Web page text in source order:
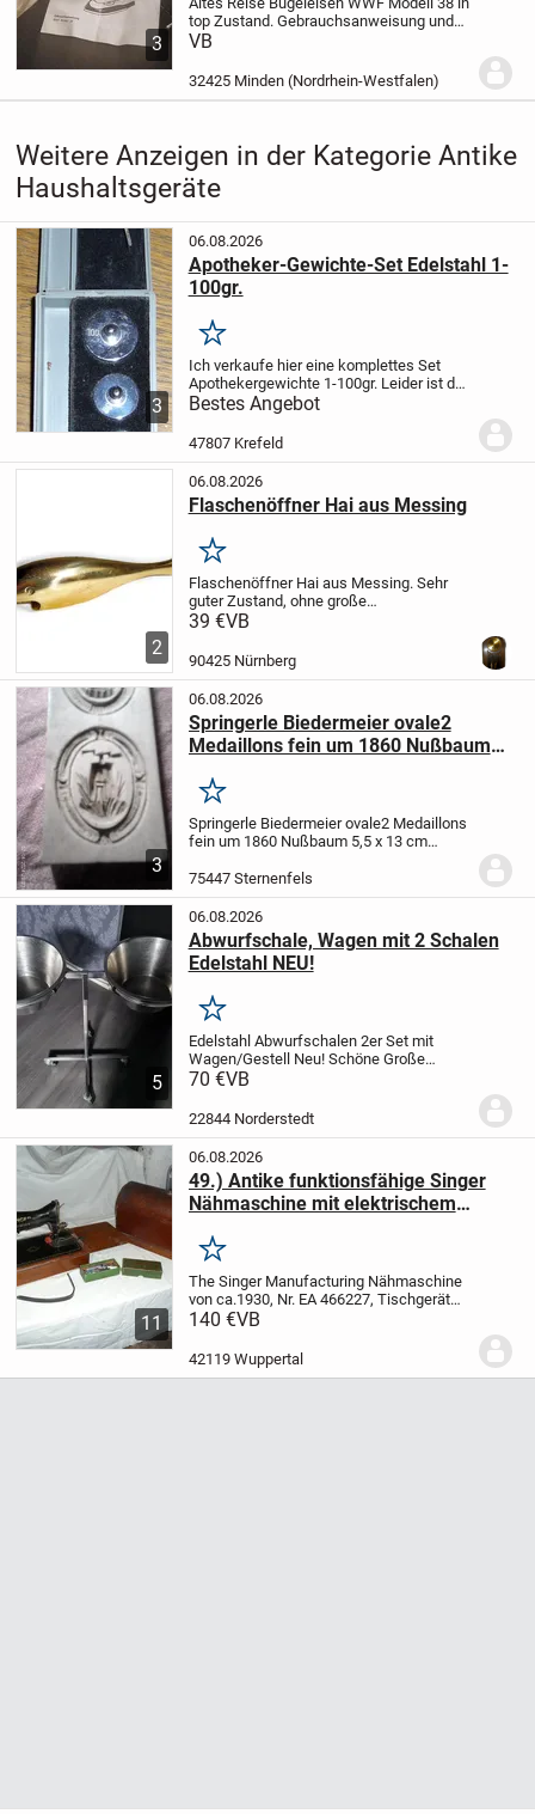
3
top Zustand. Gebrauchsanweisung und
original Reißverschlusstasche incl.
VB
32425 Minden (Nordrhein-Westfalen)
Weitere Anzeigen in der Kategorie Antike
Haushaltsgeräte
3
06.08.2026
Apotheker-Gewichte-Set Edelstahl 1-
100gr.
Merken
Ich verkaufe hier eine komplettes Set
Apothekergewichte 1-100gr. Leider ist das
Scharnier an der Aufbewahrungsbox
ABGABE GEGEN GEBOT
schauen Sie gerne auch meine weiteren
Bestes Angebot
47807 Krefeld
2
06.08.2026
Flaschenöffner Hai aus Messing
Merken
Flaschenöffner Hai aus Messing. Sehr
guter Zustand, ohne große
Gebrauchsspuren.
Deutschlands: 4,30€.
39 €VB
90425 Nürnberg
3
06.08.2026
Springerle Biedermeier ovale2
Medaillons fein um 1860 Nußbaum
Gauss Bretten Baden Württemberg
Merken
Springerle Biedermeier ovale2 Medaillons
fein um 1860 Nußbaum 5,5 x 13 cm
Baden Württemberg
75447 Sternenfels
5
06.08.2026
Abwurfschale, Wagen mit 2 Schalen
Edelstahl NEU!
Merken
Edelstahl Abwurfschalen 2er Set mit
Wagen/Gestell
Neu! Schöne Große
SchalenWagen/Gestell mit Rädern
Barzahlung.Kein Versand!
70 €VB
22844 Norderstedt
11
06.08.2026
49.) Antike funktionsfähige Singer
Nähmaschine mit elektrischem
Merken
The Singer Manufacturing Nähmaschine
von ca.1930, Nr. EA 466227, Tischgerät
mit Elektroantrieb funktionsfähig,
Karton,Betriebsanleitung vorhanden.
Privatverkauf wie nach...
140 €VB
42119 Wuppertal